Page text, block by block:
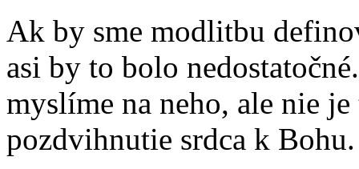
Ak by sme modlitbu
asi by to bolo
myslíme na neho, ale nie
pozdvihnutie srdca k